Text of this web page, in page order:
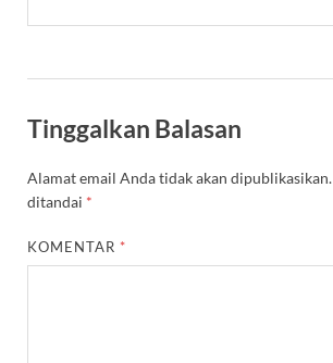
Tinggalkan Balasan
Alamat email Anda tidak akan dipublikasikan.
ditandai *
KOMENTAR *